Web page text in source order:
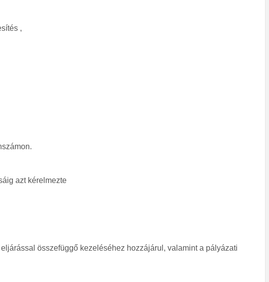
,
azt kérelmezte
összefüggő kezeléséhez hozzájárul, valamint a pályázati